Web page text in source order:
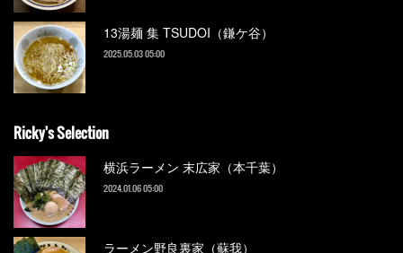
13湯麺 集 TSUDOI（鎌ケ谷）
2025.05.03 05:00
Ricky's Selection
横浜ラーメン 末広家（本千葉）
2024.01.06 05:00
ラーメン野良裏家（蘇我）